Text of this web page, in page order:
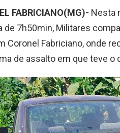
FABRICIANO(MG)- Nesta
de 7h50min, Militares
Coronel Fabriciano, onde
de assalto em que teve o